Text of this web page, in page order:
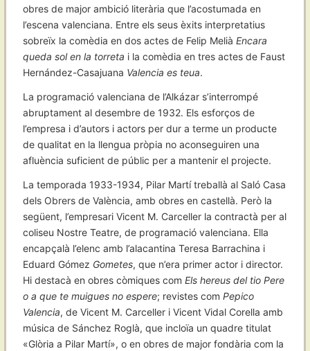
obres de major ambició literària que l’acostumada en
l’escena valenciana. Entre els seus èxits interpretatius
sobreïx la comèdia en dos actes de Felip Melià Encara
queda sol en la torreta i la comèdia en tres actes de Faust
Hernández-Casajuana Valencia es teua.
La programació valenciana de l’Alkázar s’interrompé
abruptament al desembre de 1932. Els esforços de
l’empresa i d’autors i actors per dur a terme un producte
de qualitat en la llengua pròpia no aconseguiren una
afluència suficient de públic per a mantenir el projecte.
La temporada 1933-1934, Pilar Martí treballà al Saló Casa
dels Obrers de València, amb obres en castellà. Però la
següent, l’empresari Vicent M. Carceller la contractà per al
coliseu Nostre Teatre, de programació valenciana. Ella
encapçalà l’elenc amb l’alacantina Teresa Barrachina i
Eduard Gómez Gometes, que n’era primer actor i director.
Hi destacà en obres còmiques com Els hereus del tio Pere
o a que te muigues no espere; revistes com Pepico
Valencia, de Vicent M. Carceller i Vicent Vidal Corella amb
música de Sánchez Roglà, que incloïa un quadre titulat
«Glòria a Pilar Martí», o en obres de major fondària com la